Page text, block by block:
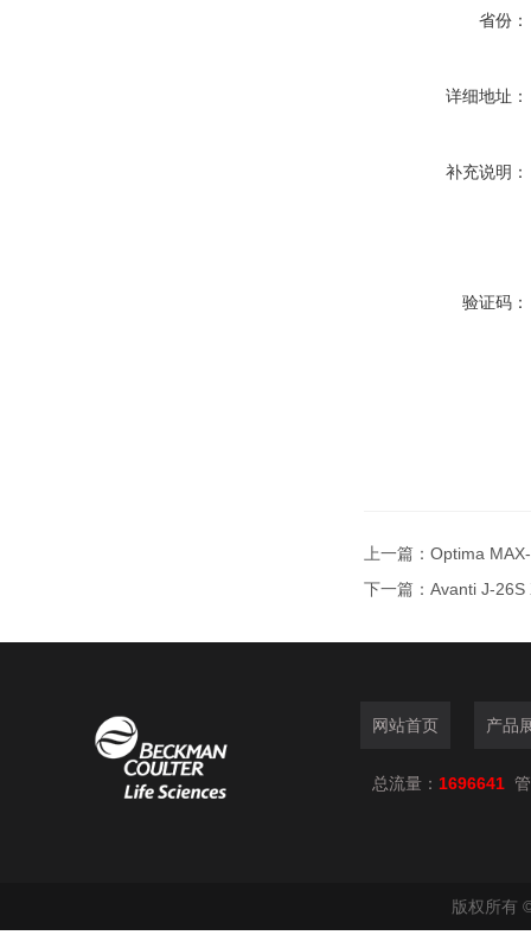
省份：
详细地址：
补充说明：
验证码：
上一篇： Optima
下一篇： Avanti J-26S
网站首页 产品
总流量： 1696641
版权所有